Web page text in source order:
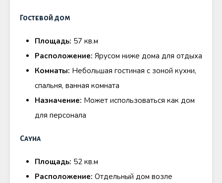
Гостевой дом
Площадь: 57 кв.м
Расположение: Ярусом ниже дома для отдыха
Комнаты: Небольшая гостиная с зоной кухни,
спальня, ванная комната
Назначение: Может использоваться как дом
для персонала
Сауна
Площадь: 52 кв.м
Расположение: Отдельный дом возле